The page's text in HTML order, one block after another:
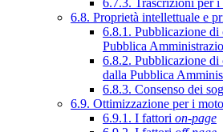
6.8. Proprietà intellettuale e
6.8.1. Pubblicazione
Pubblica
6.8.2. Pubblicazione
dalla Pubblica
6.8.3. Consenso dei
6.9. Ottimizzazione per i
6.9.1. I fattori on-page